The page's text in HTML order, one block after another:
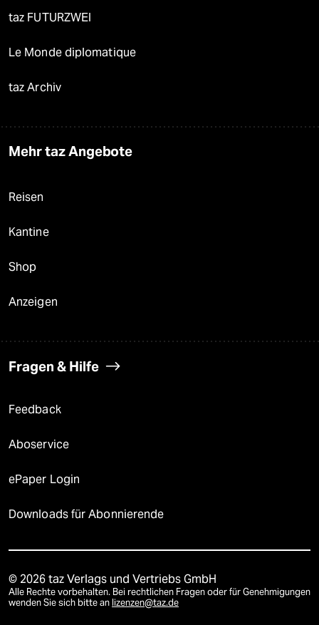
taz FUTURZWEI
Le Monde diplomatique
taz Archiv
Mehr taz Angebote
Reisen
Kantine
Shop
Anzeigen
Fragen & Hilfe
Feedback
Aboservice
ePaper Login
Downloads für Abonnierende
© 2026 taz Verlags und Vertriebs GmbH
Alle Rechte vorbehalten. Bei rechtlichen Fragen oder für Genehmigungen
wenden Sie sich bitte an lizenzen@taz.de